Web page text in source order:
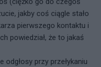
jakby coś ciągle stało
pierwszego kontaktu i
powiedział, że to jakaś
odgłosy przy przełykaniu